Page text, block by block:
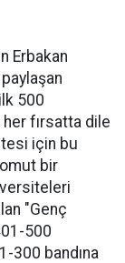
Erbakan
500
fırsatta dile
için bu
bir
"Genç
500
300 bandına